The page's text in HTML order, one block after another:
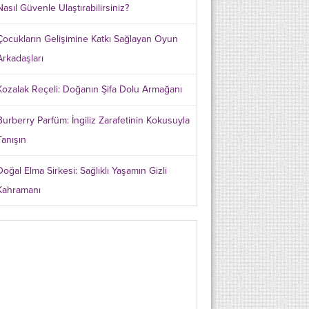
Güvenle Ulaştırabilirsiniz?
Gelişimine Katkı Sağlayan Oyun
Reçeli: Doğanın Şifa Dolu Armağanı
Parfüm: İngiliz Zarafetinin Kokusuyla
Elma Sirkesi: Sağlıklı Yaşamın Gizli